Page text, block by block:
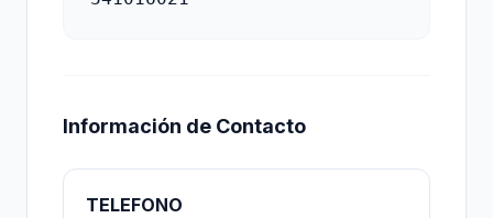
Información de Contacto
TELEFONO